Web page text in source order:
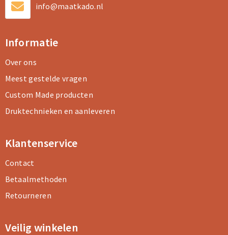
info@maatkado.nl
Informatie
Over ons
Meest gestelde vragen
Custom Made producten
Druktechnieken en aanleveren
Klantenservice
Contact
Betaalmethoden
Retourneren
Veilig winkelen